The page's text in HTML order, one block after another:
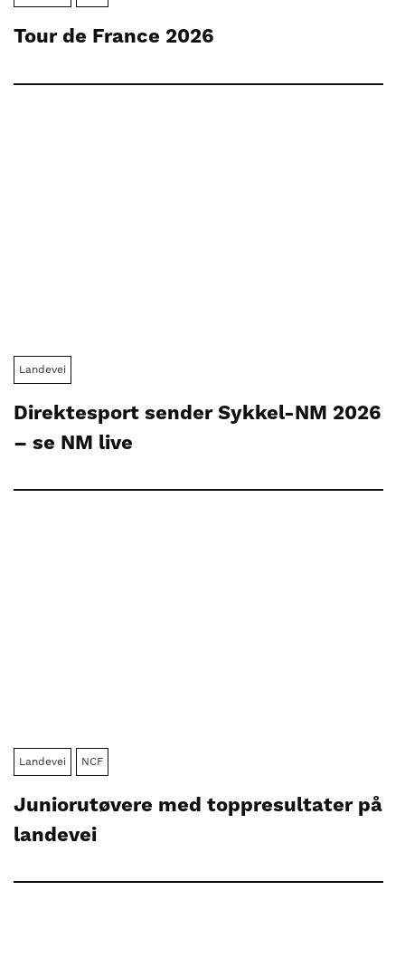
Tour de France 2026
Landevei
Direktesport sender Sykkel-NM 2026
– se NM live
Landevei NCF
Juniorutøvere med toppresultater på
landevei